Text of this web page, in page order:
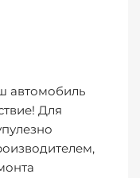
автомобиль
Для